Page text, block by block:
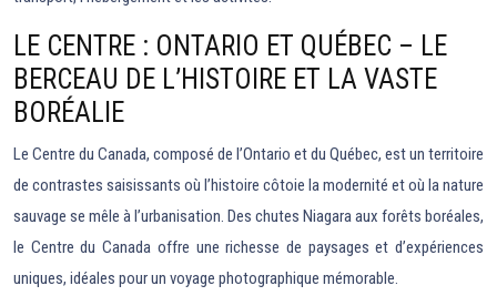
LE CENTRE : ONTARIO ET QUÉBEC – LE
BERCEAU DE L’HISTOIRE ET LA VASTE
BORÉALIE
Le Centre du Canada, composé de l’Ontario et du Québec, est un territoire
de contrastes saisissants où l’histoire côtoie la modernité et où la nature
sauvage se mêle à l’urbanisation. Des chutes Niagara aux forêts boréales,
le Centre du Canada offre une richesse de paysages et d’expériences
uniques, idéales pour un voyage photographique mémorable.